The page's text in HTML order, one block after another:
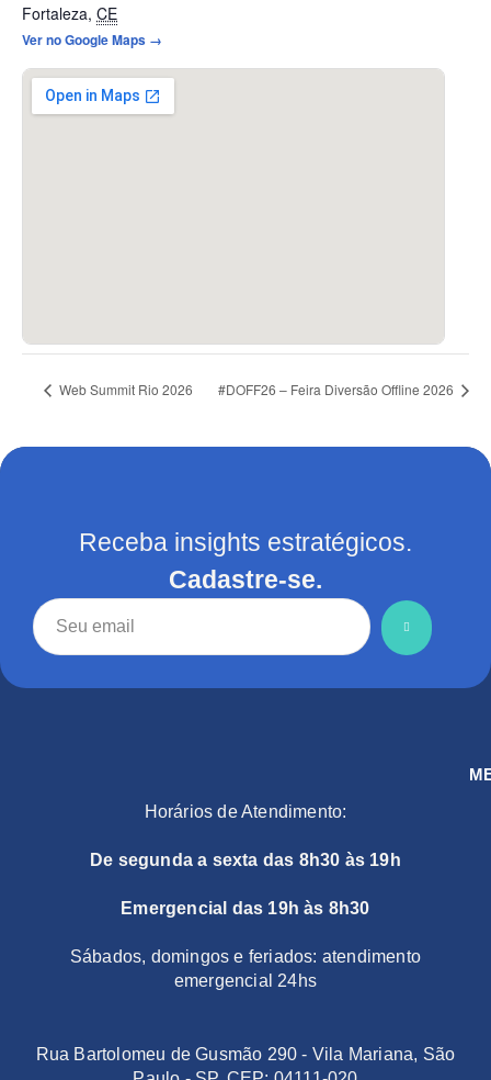
Fortaleza, CE
Ver no Google Maps →
Web Summit Rio 2026 #DOFF26 – Feira Diversão Offline 2026
Receba insights estratégicos.
Cadastre-se.
Horários de Atendimento:
De segunda a sexta das 8h30 às 19h
Emergencial das 19h às 8h30
Sábados, domingos e feriados: atendimento
emergencial 24hs
Rua Bartolomeu de Gusmão 290 - Vila Mariana, São